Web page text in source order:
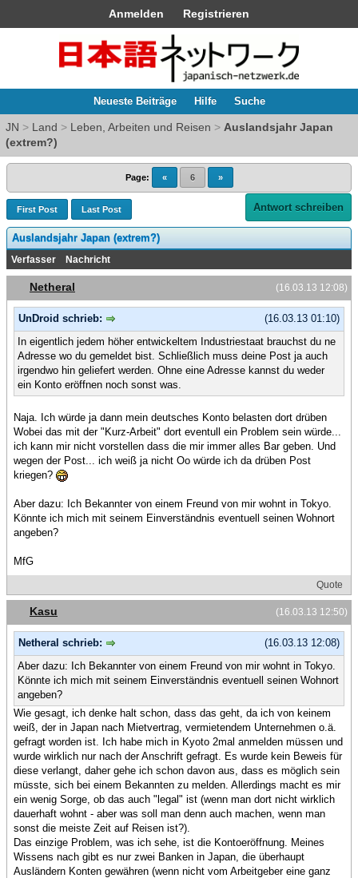
Anmelden Registrieren
Neueste Beiträge Hilfe Suche
JN > Land > Leben, Arbeiten und Reisen > Auslandsjahr Japan
(extrem?)
Page: « 6 »
First Post Last Post Antwort schreiben
Auslandsjahr Japan (extrem?)
Verfasser Nachricht
(16.03.13 12:08)
Netheral
(16.03.13 01:10)
UnDroid schrieb:
In eigentlich jedem höher entwickeltem Industriestaat brauchst du ne
Adresse wo du gemeldet bist. Schließlich muss deine Post ja auch
irgendwo hin geliefert werden. Ohne eine Adresse kannst du weder
ein Konto eröffnen noch sonst was.
Naja. Ich würde ja dann mein deutsches Konto belasten dort drüben
Wobei das mit der "Kurz-Arbeit" dort eventull ein Problem sein würde...
ich kann mir nicht vorstellen dass die mir immer alles Bar geben. Und
wegen der Post... ich weiß ja nicht Oo würde ich da drüben Post
kriegen?
Aber dazu: Ich Bekannter von einem Freund von mir wohnt in Tokyo.
Könnte ich mich mit seinem Einverständnis eventuell seinen Wohnort
angeben?
MfG
Quote
(16.03.13 12:50)
Kasu
(16.03.13 12:08)
Netheral schrieb:
Aber dazu: Ich Bekannter von einem Freund von mir wohnt in Tokyo.
Könnte ich mich mit seinem Einverständnis eventuell seinen Wohnort
angeben?
Wie gesagt, ich denke halt schon, dass das geht, da ich von keinem
weiß, der in Japan nach Mietvertrag, vermietendem Unternehmen o.ä.
gefragt worden ist. Ich habe mich in Kyoto 2mal anmelden müssen und
wurde wirklich nur nach der Anschrift gefragt. Es wurde kein Beweis für
diese verlangt, daher gehe ich schon davon aus, dass es möglich sein
müsste, sich bei einem Bekannten zu melden. Allerdings macht es mir
ein wenig Sorge, ob das auch "legal" ist (wenn man dort nicht wirklich
dauerhaft wohnt - aber was soll man denn auch machen, wenn man
sonst die meiste Zeit auf Reisen ist?).
Das einzige Problem, was ich sehe, ist die Kontoeröffnung. Meines
Wissens nach gibt es nur zwei Banken in Japan, die überhaupt
Ausländern Konten gewähren (wenn nicht vom Arbeitgeber eine ganz